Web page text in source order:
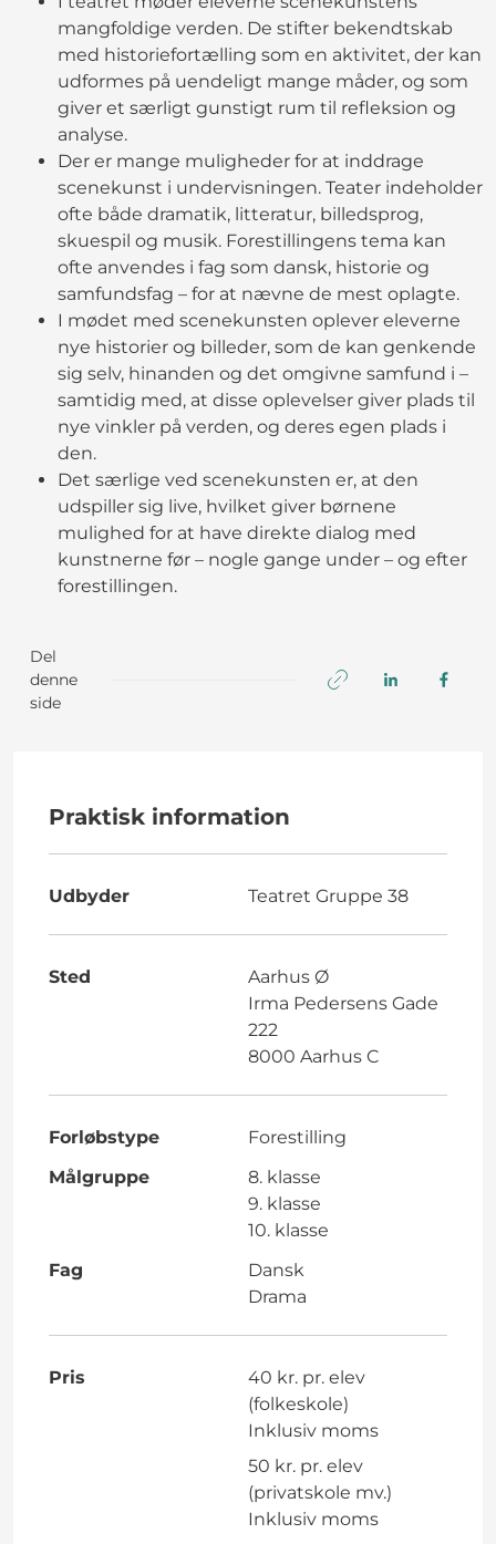
mangfoldige verden. De stifter bekendtskab
med historiefortælling som en aktivitet, der kan
udformes på uendeligt mange måder, og som
giver et særligt gunstigt rum til refleksion og
analyse.
Der er mange muligheder for at inddrage
scenekunst i undervisningen. Teater indeholder
ofte både dramatik, litteratur, billedsprog,
skuespil og musik. Forestillingens tema kan
ofte anvendes i fag som dansk, historie og
samfundsfag – for at nævne de mest oplagte.
I mødet med scenekunsten oplever eleverne
nye historier og billeder, som de kan genkende
sig selv, hinanden og det omgivne samfund i –
samtidig med, at disse oplevelser giver plads til
nye vinkler på verden, og deres egen plads i
den.
Det særlige ved scenekunsten er, at den
udspiller sig live, hvilket giver børnene
mulighed for at have direkte dialog med
kunstnerne før – nogle gange under – og efter
forestillingen.
Del
denne
side
Praktisk information
Udbyder Teatret Gruppe 38
Sted
Aarhus Ø
Irma Pedersens Gade
222
8000 Aarhus C
Forløbstype
Forestilling
Målgruppe
8. klasse
9. klasse
10. klasse
Fag
Dansk
Drama
Pris
40 kr. pr. elev
(folkeskole)
Inklusiv moms
50 kr. pr. elev
(privatskole mv.)
Inklusiv moms